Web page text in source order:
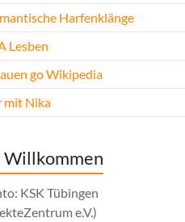
Harfenklänge
Lesben
go Wikipedia
mit Nika
Willkommen
KSK Tübingen
e.V.)